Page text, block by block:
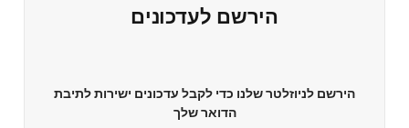
הירשם לעדכונים
הירשם לניוזלטר שלנו כדי לקבל עדכונים ישירות לתיבת
הדואר שלך